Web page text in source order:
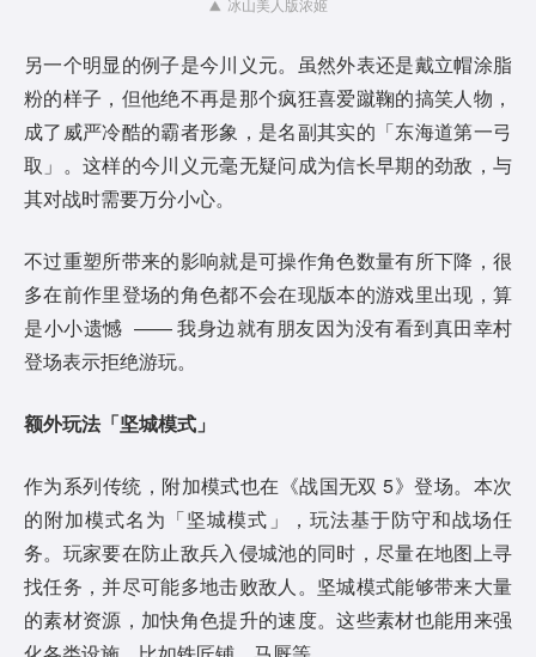
冰山美人版浓姬
另一个明显的例子是今川义元。虽然外表还是戴立帽涂脂
粉的样子，但他绝不再是那个疯狂喜爱蹴鞠的搞笑人物，
成了威严冷酷的霸者形象，是名副其实的「东海道第一弓
取」。这样的今川义元毫无疑问成为信长早期的劲敌，与
其对战时需要万分小心。
不过重塑所带来的影响就是可操作角色数量有所下降，很
多在前作里登场的角色都不会在现版本的游戏里出现，算
是小小遗憾 —— 我身边就有朋友因为没有看到真田幸村
登场表示拒绝游玩。
额外玩法「坚城模式」
作为系列传统，附加模式也在《战国无双 5》登场。本次
的附加模式名为「坚城模式」，玩法基于防守和战场任
务。玩家要在防止敌兵入侵城池的同时，尽量在地图上寻
找任务，并尽可能多地击败敌人。坚城模式能够带来大量
的素材资源，加快角色提升的速度。这些素材也能用来强